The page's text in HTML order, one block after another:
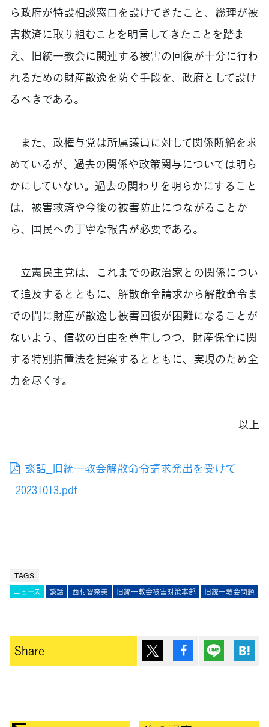
ら政府が特設相談窓口を設けてきたこと、総理が被
害救済に取り組むことを明言してきたことを踏ま
え、旧統一教会に関連する被害の回復が十分に行わ
れるための財産散逸を防ぐ手段を、政府として設け
るべきである。
また、政権与党は所属議員に対して関係断絶を求
めているが、過去の関係や政策関与については明ら
かにしていない。過去の関わりを明らかにすること
は、被害救済や今後の被害防止につながることか
ら、国民への丁寧な報告が必要である。
立憲民主党は、これまでの政治家との関係につい
て追及するとともに、解散命令請求から解散命令ま
での間に財産が散逸し被害回復が困難になることが
ないよう、信教の自由を尊重しつつ、財産保全に関
する特別措置法を提案するとともに、実現のため全
力を尽くす。
以上
談話_旧統一教会解散命令請求発出を受けて
_20231013.pdf
TAGS
ニュース 談話 西村智奈美 旧統一教会被害対策本部 旧統一教会問題
Share ポスト シェア Lineで送